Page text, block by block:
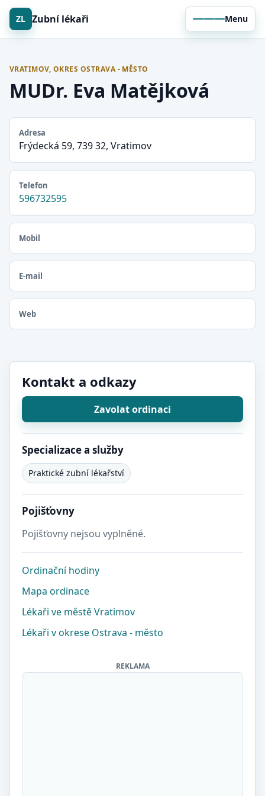
ZL Zubní lékaři Menu
VRATIMOV, OKRES OSTRAVA - MĚSTO
MUDr. Eva Matějková
Adresa
Frýdecká 59, 739 32, Vratimov
Telefon
596732595
Mobil
E-mail
Web
Kontakt a odkazy
Zavolat ordinaci
Specializace a služby
Praktické zubní lékařství
Pojišťovny
Pojišťovny nejsou vyplněné.
Ordinační hodiny
Mapa ordinace
Lékaři ve městě Vratimov
Lékaři v okrese Ostrava - město
REKLAMA